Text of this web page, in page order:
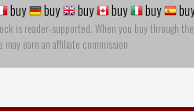
buy buy buy buy buy buy
is reader-supported. When you buy through
may earn an affiliate commission